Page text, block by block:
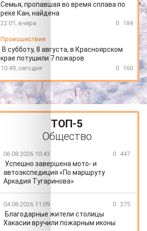
Семья, пропавшая во время сплава по
реке Кан, найдена
22:01, вчера 0 184
Происшествия
В субботу, 8 августа, в Красноярском
крае потушили 7 пожаров
10:49, сегодня 0 160
ТОП-5
Общество
06.08.2026 10:43 0 447
Успешно завершена мото- и
автоэкспедиция «По маршруту
Аркадия Тугаринова»
04.08.2026 11:09 0 375
Благодарные жители столицы
Хакасии вручили пожарным иконы